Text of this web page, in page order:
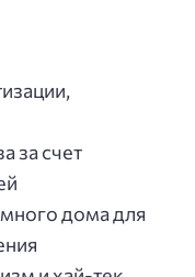
за счет
дома для